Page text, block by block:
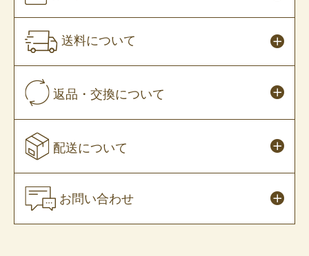
送料について
返品・交換について
配送について
お問い合わせ